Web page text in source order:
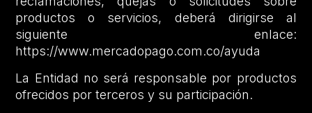
productos o servicios, deberá dirigirse al
siguiente enlace:
https://www.mercadopago.com.co/ayuda
La Entidad no será responsable por productos
ofrecidos por terceros y su participación.